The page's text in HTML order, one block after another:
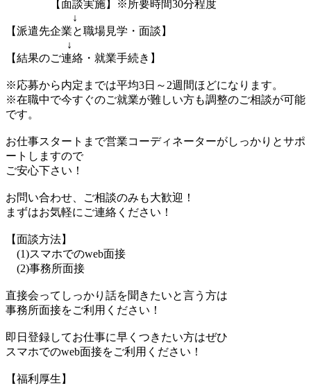
【面談実施】※所要時間30分程度
↓
【派遣先企業と職場見学・面談】
↓
【結果のご連絡・就業手続き】
※応募から内定までは平均3日～2週間ほどになります。
※在職中で今すぐのご就業が難しい方も調整のご相談が可能
です。
お仕事スタートまで営業コーディネーターがしっかりとサポ
ートしますので
ご安心下さい！
お問い合わせ、ご相談のみも大歓迎！
まずはお気軽にご連絡ください！
【面談方法】
(1)スマホでのweb面接
(2)事務所面接
直接会ってしっかり話を聞きたいと言う方は
事務所面接をご利用ください！
即日登録してお仕事に早くつきたい方はぜひ
スマホでのweb面接をご利用ください！
【福利厚生】